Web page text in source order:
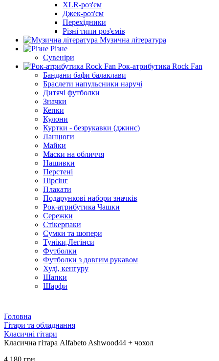
XLR-роз'єм
Джек-роз'єм
Перехідники
Різні типи роз'ємів
Музична література
Різне
Сувеніри
Рок-атрибутика Rock Fan
Бандани бафи балаклави
Браслети напульсники наручі
Дитячі футболки
Значки
Кепки
Кулони
Куртки - безрукавки (джинс)
Ланцюги
Майки
Маски на обличчя
Нашивки
Перстені
Пірсінг
Плакати
Подарункові набори значків
Рок-атрибутика Чашки
Сережки
Стікерпаки
Сумки та шопери
Туніки,Легінси
Футболки
Футболки з довгим рукавом
Худі, кенгуру
Шапки
Шарфи
Головна
Гітари та обладнання
Класичні гітари
Класична гітара Alfabeto Ashwood44 + чохол
4 180 грн